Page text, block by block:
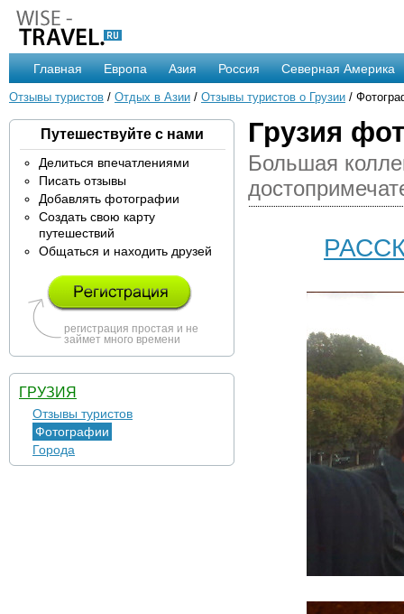
Главная Европа Азия Россия Северная Америка
Отзывы туристов / Отдых в Азии / Отзывы туристов о Грузии /
Путешествуйте с нами
Делиться впечатлениями
Писать отзывы
Добавлять фотографии
Создать свою карту
путешествий
Общаться и находить друзей
регистрация простая и не
займет много времени
ГРУЗИЯ
Отзывы туристов
Фотографии
Города
Грузия
Большая